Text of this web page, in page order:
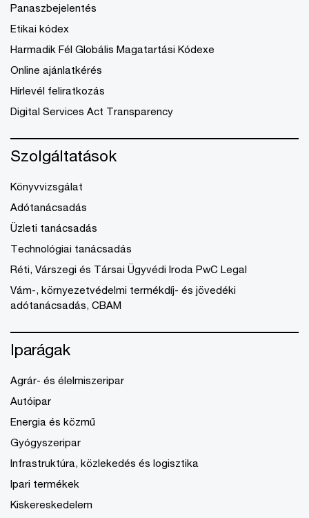
Panaszbejelentés
Etikai kódex
Harmadik Fél Globális Magatartási Kódexe
Online ajánlatkérés
Hírlevél feliratkozás
Digital Services Act Transparency
Szolgáltatások
Könyvvizsgálat
Adótanácsadás
Üzleti tanácsadás
Technológiai tanácsadás
Réti, Várszegi és Társai Ügyvédi Iroda PwC Legal
Vám-, környezetvédelmi termékdíj- és jövedéki
adótanácsadás, CBAM
Iparágak
Agrár- és élelmiszeripar
Autóipar
Energia és közmű
Gyógyszeripar
Infrastruktúra, közlekedés és logisztika
Ipari termékek
Kiskereskedelem